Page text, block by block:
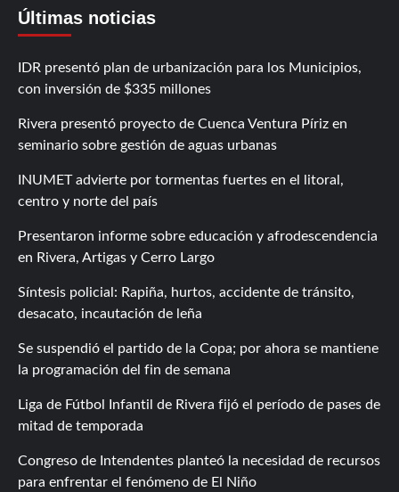
Últimas noticias
IDR presentó plan de urbanización para los Municipios,
con inversión de $335 millones
Rivera presentó proyecto de Cuenca Ventura Píriz en
seminario sobre gestión de aguas urbanas
INUMET advierte por tormentas fuertes en el litoral,
centro y norte del país
Presentaron informe sobre educación y afrodescendencia
en Rivera, Artigas y Cerro Largo
Síntesis policial: Rapiña, hurtos, accidente de tránsito,
desacato, incautación de leña
Se suspendió el partido de la Copa; por ahora se mantiene
la programación del fin de semana
Liga de Fútbol Infantil de Rivera fijó el período de pases de
mitad de temporada
Congreso de Intendentes planteó la necesidad de recursos
para enfrentar el fenómeno de El Niño